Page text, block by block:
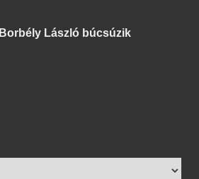
Borbély László búcsúzik